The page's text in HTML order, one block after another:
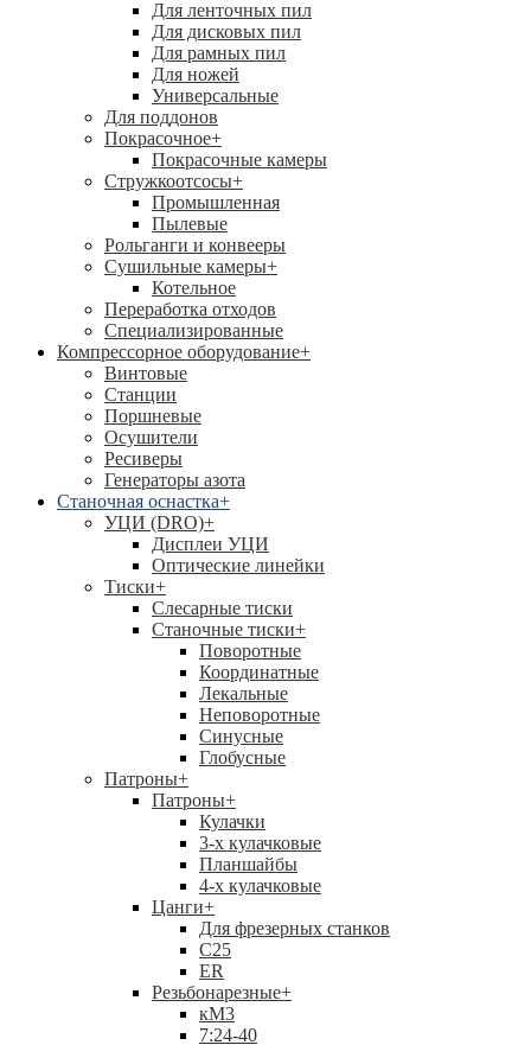
Для ленточных пил
Для дисковых пил
Для рамных пил
Для ножей
Универсальные
Для поддонов
Покрасочное+
Покрасочные камеры
Стружкоотсосы+
Промышленная
Пылевые
Рольганги и конвееры
Сушильные камеры+
Котельное
Переработка отходов
Специализированные
Компрессорное оборудование+
Винтовые
Станции
Поршневые
Осушители
Ресиверы
Генераторы азота
Станочная оснастка+
УЦИ (DRO)+
Дисплеи УЦИ
Оптические линейки
Тиски+
Слесарные тиски
Станочные тиски+
Поворотные
Координатные
Лекальные
Неповоротные
Синусные
Глобусные
Патроны+
Патроны+
Кулачки
3-х кулачковые
Планшайбы
4-х кулачковые
Цанги+
Для фрезерных станков
С25
ER
Резьбонарезные+
кМ3
7:24-40